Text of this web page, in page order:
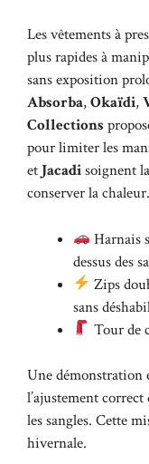
Les vêtements à
plus rapides à
sans exposition
Absorba,Okaïdi,
Collections
pour limiter les
et Jacadisoignent
conserver la chaleur.
Harnais
dessus des
Zips
sans
Tour de
Une démonstration
l’ajustement
les sangles. Cette
hivernale.